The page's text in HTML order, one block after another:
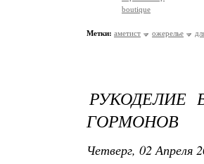
boutique
Метки: аметист ожерелье
РУКОДЕЛИЕ
ГОРМОНОВ
Четверг, 02 Апреля